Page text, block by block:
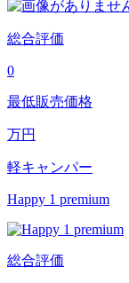
総合評価
0
最低販売価格
万円
軽キャンパー
Happy 1 premium
総合評価